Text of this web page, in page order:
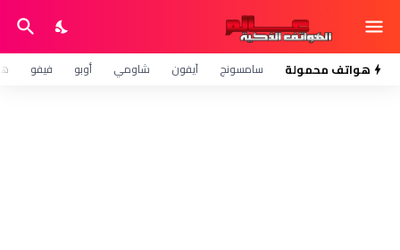
هواتف محمولة سامسونج آيفون شاومي أوبو فيفو